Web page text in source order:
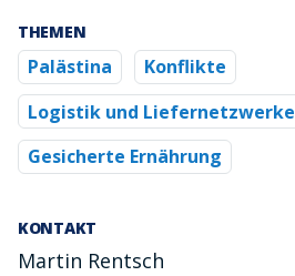
THEMEN
Palästina
Konflikte
Logistik und Liefernetzwerke
Gesicherte Ernährung
KONTAKT
Martin Rentsch